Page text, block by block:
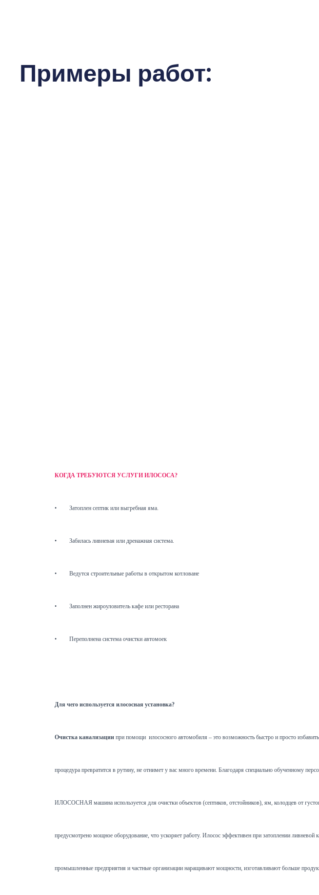
Примеры работ:
КОГДА ТРЕБУЮТСЯ УСЛУГИ ИЛОСОСА?
• Затоплен септик или выгребная яма.
• Забилась ливневая или дренажная система.
• Ведутся строительные работы в открытом котловане
• Заполнен жироуловитель кафе или ресторана
• Переполнена система очистки автомоек
Для чего используется илососная установка?
Очистка канализации при помощи илососного автомобиля – это возможность быстро и просто
процедура превратится в рутину, не отнимет у вас много времени. Благодаря специально обученному
ИЛОСОСНАЯ машина используется для очистки объектов (септиков, отстойников), ям, колодцев от
предусмотрено мощное оборудование, что ускоряет работу. Илосос эффективен при затоплении ливневой
промышленные предприятия и частные организации наращивают мощности, изготавливают больше